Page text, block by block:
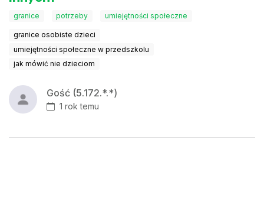
granice potrzeby umiejętności społeczne
granice osobiste dzieci
umiejętności społeczne w przedszkolu
jak mówić nie dzieciom
Gość (5.172.*.*)
1 rok temu